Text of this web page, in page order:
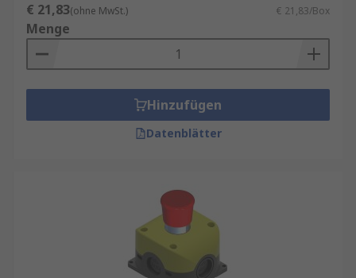
€ 21,83(ohne MwSt.) € 21,83/Box
Menge
Hinzufügen
Datenblätter